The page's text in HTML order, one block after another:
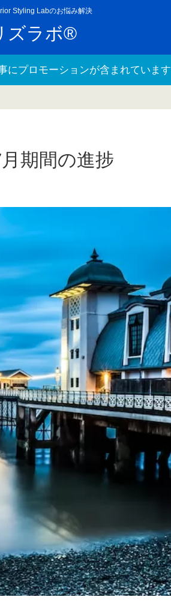
Styling Labのお悩み解決
ズラボ®
にプロモーションが含まれています
期間の進捗